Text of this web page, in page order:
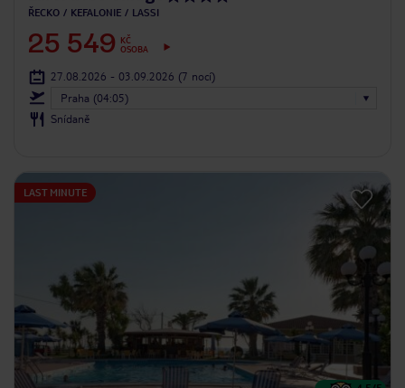
ŘECKO KEFALONIE LASSI
25 549
KČ
OSOBA
27.08.2026 - 03.09.2026 (7 nocí)
Praha (04:05)
Snídaně
LAST MINUTE